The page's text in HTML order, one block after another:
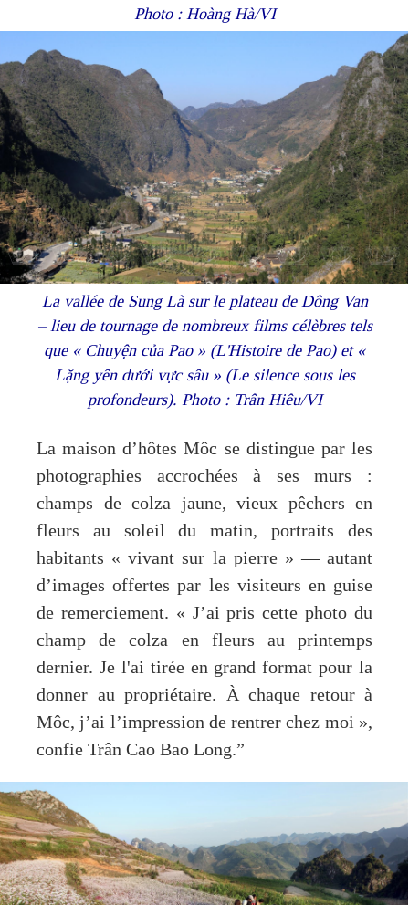
Photo : Hoàng Hà/VI
La vallée de Sung Là sur le plateau de Dông Van
– lieu de tournage de nombreux films célèbres tels
que « Chuyện của Pao » (L'Histoire de Pao) et «
Lặng yên dưới vực sâu » (Le silence sous les
profondeurs). Photo : Trân Hiêu/VI
La maison d’hôtes Môc se distingue par les
photographies accrochées à ses murs :
champs de colza jaune, vieux pêchers en
fleurs au soleil du matin, portraits des
habitants « vivant sur la pierre » — autant
d’images offertes par les visiteurs en guise
de remerciement. « J’ai pris cette photo du
champ de colza en fleurs au printemps
dernier. Je l'ai tirée en grand format pour la
donner au propriétaire. À chaque retour à
Môc, j’ai l’impression de rentrer chez moi »,
confie Trân Cao Bao Long.”